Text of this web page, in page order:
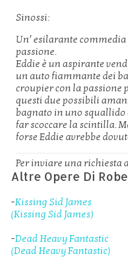
Sinossi:
Un’ esilarante
passione.
Eddie è un aspirante
un auto fiammante dei
croupier con la passione
questi due possibili
bagnato in uno
far scoccare la scintilla.
forse Eddie avrebbe
Per inviare una richiesta
Altre Opere Di
-Kissing Sid James
(Kissing Sid James)
-Dead Heavy Fantastic
(Dead Heavy Fantastic)